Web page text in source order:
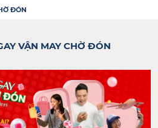
ĐÓN
VẬN MAY CHỜ ĐÓN